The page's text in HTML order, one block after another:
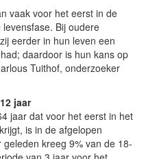
vaak voor het eerst in de
Bij oudere
eerder in hun leven een
daardoor is hun kans op
Tuithof, onderzoeker
jaar
jaar dat voor het eerst in het
is in de afgelopen
kreeg 9% van de 18-